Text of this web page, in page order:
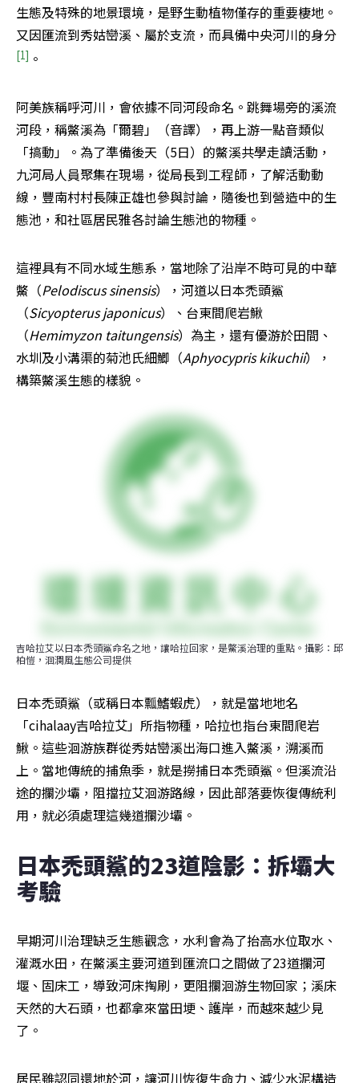
生態及特殊的地景環境，是野生動植物僅存的重要棲地。
又因匯流到秀姑巒溪、屬於支流，而具備中央河川的身分
[1] 。
阿美族稱呼河川，會依據不同河段命名。跳舞場旁的溪流
河段，稱鱉溪為「爾碧」（音譯），再上游一點音類似
「搞動」。為了準備後天（5日）的鱉溪共學走讀活動，
九河局人員聚集在現場，從局長到工程師，了解活動動
線，豐南村村長陳正雄也參與討論，隨後也到營造中的生
態池，和社區居民雅各討論生態池的物種。
這裡具有不同水域生態系，當地除了沿岸不時可見的中華
鱉（Pelodiscus sinensis），河道以日本禿頭鯊
（Sicyopterus japonicus）、台東間爬岩鰍
（Hemimyzon taitungensis）為主，還有優游於田間、
水圳及小溝渠的菊池氏細鯽（Aphyocypris kikuchii），
構築鱉溪生態的樣貌。
吉哈拉艾以日本禿頭鯊命名之地，讓哈拉回家，是鱉溪治理的重點。攝影：邱
柏愷，洄瀾風生態公司提供
日本禿頭鯊（或稱日本瓢鰭蝦虎），就是當地地名
「cihalaay吉哈拉艾」所指物種，哈拉也指台東間爬岩
鰍。這些洄游族群從秀姑巒溪出海口進入鱉溪，溯溪而
上。當地傳統的捕魚季，就是撈捕日本禿頭鯊。但溪流沿
途的攔沙壩，阻擋拉艾洄游路線，因此部落要恢復傳統利
用，就必須處理這幾道攔沙壩。
日本禿頭鯊的23道陰影：拆壩大
考驗
早期河川治理缺乏生態觀念，水利會為了抬高水位取水、
灌溉水田，在鱉溪主要河道到匯流口之間做了23道攔河
堰、固床工，導致河床掏刷，更阻攔洄游生物回家；溪床
天然的大石頭，也都拿來當田埂、護岸，而越來越少見
了。
居民雖認同還地於河，讓河川恢復生命力、減少水泥構造